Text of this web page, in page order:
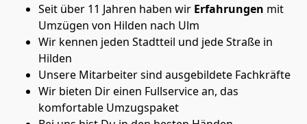
Seit über 11 Jahren haben wir Erfahrungen mit
Umzügen von Hilden nach Ulm
Wir kennen jeden Stadtteil und jede Straße in
Hilden
Unsere Mitarbeiter sind ausgebildete Fachkräfte
Wir bieten Dir einen Fullservice an, das
komfortable Umzugspaket